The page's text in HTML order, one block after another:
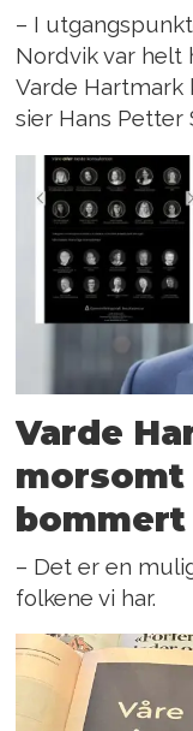
– I
Nordvik var helt
Varde Hartmark
sier Hans Petter
Varde
morsomt
bommert
– Det er en
folkene vi har.